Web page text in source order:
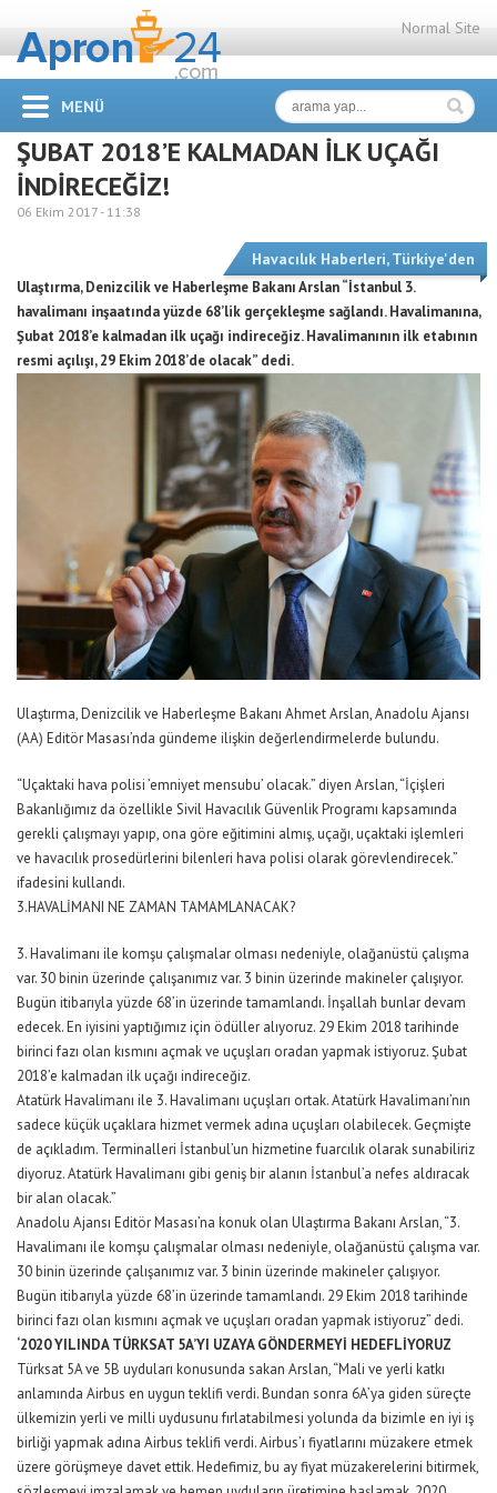
Normal Site
MENÜ
ŞUBAT 2018’E KALMADAN İLK UÇAĞI
İNDİRECEĞİZ!
06 Ekim 2017 - 11:38
Havacılık Haberleri,Türkiye'den
Ulaştırma, Denizcilik ve Haberleşme Bakanı Arslan “İstanbul 3.
havalimanı inşaatında yüzde 68’lik gerçekleşme sağlandı. Havalimanına,
Şubat 2018’e kalmadan ilk uçağı indireceğiz. Havalimanının ilk etabının
resmi açılışı, 29 Ekim 2018’de olacak” dedi.
Ulaştırma, Denizcilik ve Haberleşme Bakanı Ahmet Arslan, Anadolu Ajansı
(AA) Editör Masası’nda gündeme ilişkin değerlendirmelerde bulundu.
“Uçaktaki hava polisi ’emniyet mensubu’ olacak.” diyen Arslan, “İçişleri
Bakanlığımız da özellikle Sivil Havacılık Güvenlik Programı kapsamında
gerekli çalışmayı yapıp, ona göre eğitimini almış, uçağı, uçaktaki işlemleri
ve havacılık prosedürlerini bilenleri hava polisi olarak görevlendirecek.”
ifadesini kullandı.
3.HAVALİMANI NE ZAMAN TAMAMLANACAK?
3. Havalimanı ile komşu çalışmalar olması nedeniyle, olağanüstü çalışma
var. 30 binin üzerinde çalışanımız var. 3 binin üzerinde makineler çalışıyor.
Bugün itibarıyla yüzde 68’in üzerinde tamamlandı. İnşallah bunlar devam
edecek. En iyisini yaptığımız için ödüller alıyoruz. 29 Ekim 2018 tarihinde
birinci fazı olan kısmını açmak ve uçuşları oradan yapmak istiyoruz. Şubat
2018’e kalmadan ilk uçağı indireceğiz.
Atatürk Havalimanı ile 3. Havalimanı uçuşları ortak. Atatürk Havalimanı’nın
sadece küçük uçaklara hizmet vermek adına uçuşları olabilecek. Geçmişte
de açıkladım. Terminalleri İstanbul’un hizmetine fuarcılık olarak sunabiliriz
diyoruz. Atatürk Havalimanı gibi geniş bir alanın İstanbul’a nefes aldıracak
bir alan olacak.”
Anadolu Ajansı Editör Masası’na konuk olan Ulaştırma Bakanı Arslan, “3.
Havalimanı ile komşu çalışmalar olması nedeniyle, olağanüstü çalışma var.
30 binin üzerinde çalışanımız var. 3 binin üzerinde makineler çalışıyor.
Bugün itibarıyla yüzde 68’in üzerinde tamamlandı. 29 Ekim 2018 tarihinde
birinci fazı olan kısmını açmak ve uçuşları oradan yapmak istiyoruz” dedi.
‘2020 YILINDA TÜRKSAT 5A’YI UZAYA GÖNDERMEYİ HEDEFLİYORUZ
Türksat 5A ve 5B uyduları konusunda sakan Arslan, “Mali ve yerli katkı
anlamında Airbus en uygun teklifi verdi. Bundan sonra 6A’ya giden süreçte
ülkemizin yerli ve milli uydusunu fırlatabilmesi yolunda da bizimle en iyi iş
birliği yapmak adına Airbus teklifi verdi. Airbus’ı fiyatlarını müzakere etmek
üzere görüşmeye davet ettik. Hedefimiz, bu ay fiyat müzakerelerini bitirmek,